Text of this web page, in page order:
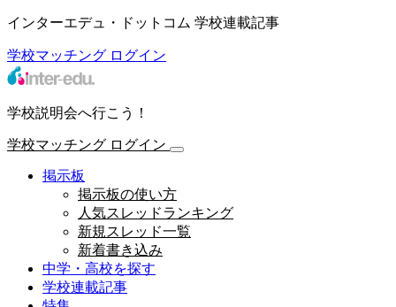
インターエデュ・ドットコム 学校連載記事
学校マッチング ログイン
学校説明会へ行こう！
学校マッチング ログイン
掲示板
掲示板の使い方
人気スレッドランキング
新規スレッド一覧
新着書き込み
中学・高校を探す
学校連載記事